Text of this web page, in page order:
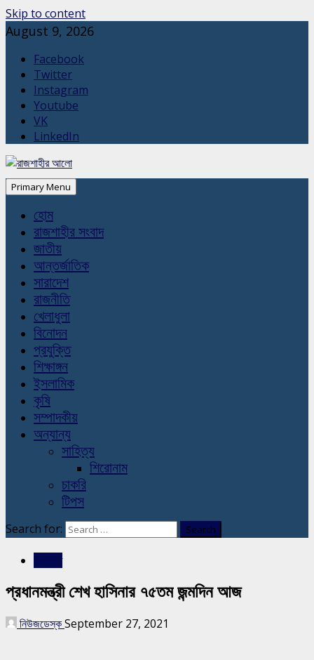
Skip to content
August 9, 2026
Facebook
Twitter
Instagram
Youtube
VK
LinkedIn
Primary Menu
হোম
রাজশাহীর সংবাদ
জাতীয়
আন্তর্জাতিক
সারাদেশ
রাজনীতি
খেলাধুলা
বিনোদন
প্রযুক্তি
শিক্ষাঙ্গন
ইসলামিক
কৃষি
সম্পাদকীয়
অন্যান্য
সাহিত্য
শিরোনাম
চাকরি
টিপস
Search for:
প্রধানমন্ত্রী শেখ হাসিনার ৭৫তম জন্মদিন আজ
নিউজডেস্কSeptember 27, 2021